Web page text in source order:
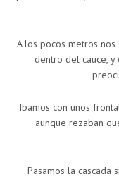
A los pocos metros
dentro del cauce, y
Ibamos con unos
aunque rezaban
Pasamos la cascada